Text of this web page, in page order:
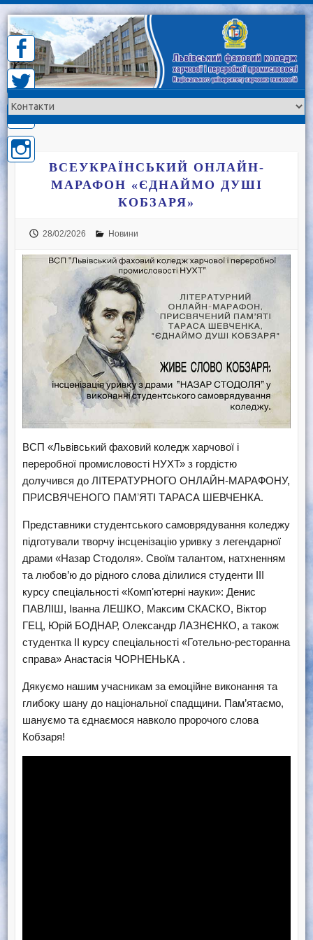
Skip
content
ВСЕУКРАЇНСЬКИЙ ОНЛАЙН-
МАРАФОН «ЄДНАЙМО ДУШІ
КОБЗАРЯ»
28/02/2026 Новини
ВСП «Львівський фаховий коледж харчової і
переробної промисловості НУХТ» з гордістю
долучився до ЛІТЕРАТУРНОГО ОНЛАЙН-МАРАФОНУ,
ПРИСВЯЧЕНОГО ПАМʼЯТІ ТАРАСА ШЕВЧЕНКА.
Представники студентського самоврядування коледжу
підготували творчу інсценізацію уривку з легендарної
драми «Назар Стодоля». Своїм талантом, натхненням
та любов’ю до рідного слова ділилися студенти ІІІ
курсу спеціальності «Компʼютерні науки»: Денис
ПАВЛІШ, Іванна ЛЕШКО, Максим СКАСКО, Віктор
ГЕЦ, Юрій БОДНАР, Олександр ЛАЗНЄНКО, а також
студентка ІІ курсу спеціальності «Готельно-ресторанна
справа» Анастасія ЧОРНЕНЬКА .
Дякуємо нашим учасникам за емоційне виконання та
глибоку шану до національної спадщини. Пам’ятаємо,
шануємо та єднаємося навколо пророчого слова
Кобзаря!